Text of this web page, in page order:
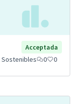
Acceptada
Sostenibles 0 0